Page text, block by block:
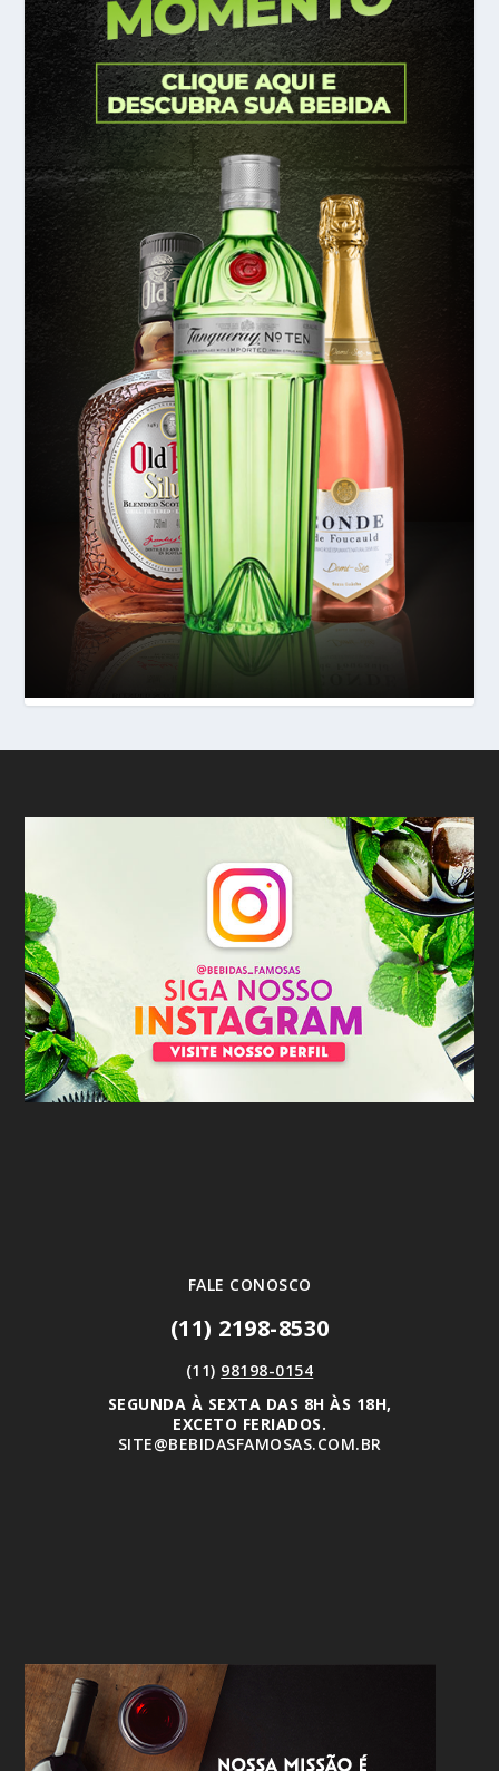
FALE CONOSCO
(11) 2198-8530
(11) 98198-0154
SEGUNDA À SEXTA DAS 8H ÀS 18H,
EXCETO FERIADOS.
SITE@BEBIDASFAMOSAS.COM.BR